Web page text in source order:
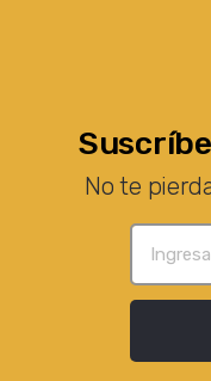
No te